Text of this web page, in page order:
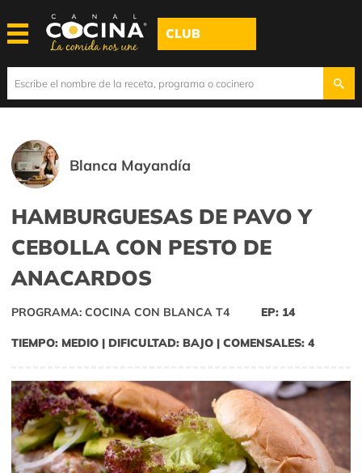
CLUB
Blanca Mayandía
HAMBURGUESAS DE PAVO Y
CEBOLLA CON PESTO DE
ANACARDOS
PROGRAMA: COCINA CON BLANCA T4 EP: 14
TIEMPO: MEDIO | DIFICULTAD: BAJO | COMENSALES: 4